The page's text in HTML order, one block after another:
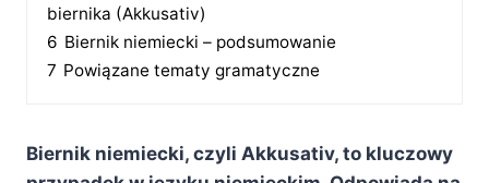
biernika (Akkusativ)
6 Biernik niemiecki – podsumowanie
7 Powiązane tematy gramatyczne
Biernik niemiecki, czyli Akkusativ, to kluczowy